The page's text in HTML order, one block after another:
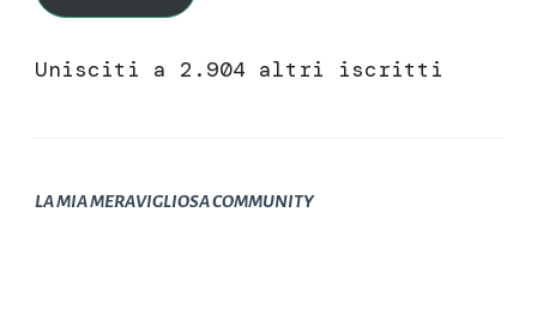
Unisciti a 2.904 altri iscritti
LA MIA MERAVIGLIOSA COMMUNITY